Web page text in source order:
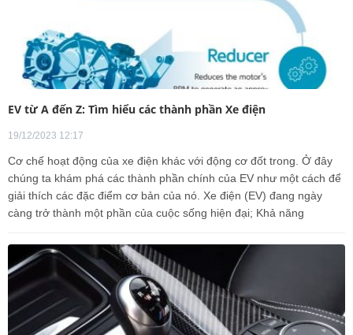
EV từ A đến Z: Tìm hiểu các thành phần Xe điện
19/12/2023 12:17
Cơ chế hoạt động của xe điện khác với động cơ đốt trong. Ở đây
chúng ta khám phá các thành phần chính của EV như một cách để
giải thích các đặc điểm cơ bản của nó. Xe điện (EV) đang ngày
càng trở thành một phần của cuộc sống hiện đại; Khả năng